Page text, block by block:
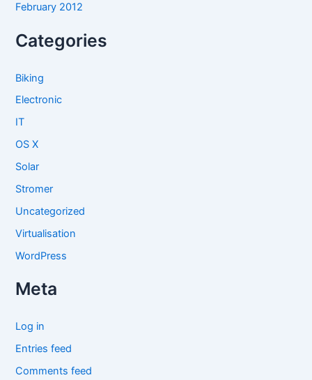
February 2012
Categories
Biking
Electronic
IT
OS X
Solar
Stromer
Uncategorized
Virtualisation
WordPress
Meta
Log in
Entries feed
Comments feed